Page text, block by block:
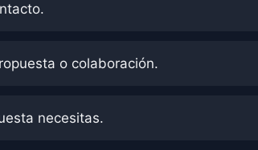
o colaboración.
necesitas.